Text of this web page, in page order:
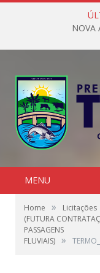
NOVA
MENU
Home » Licitações
(FUTURA
PASSAGENS
FLUVIAIS) »